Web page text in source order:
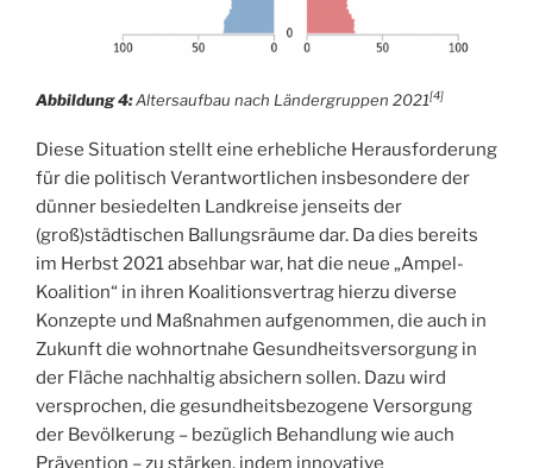
Abbildung 4:Altersaufbau nach Ländergruppen 2021[4]
Diese Situation stellt eine erhebliche Herausforderung
für die politisch Verantwortlichen insbesondere der
dünner besiedelten Landkreise jenseits der
(groß)städtischen Ballungsräume dar. Da dies bereits
im Herbst 2021 absehbar war, hat die neue „Ampel-
Koalition“ in ihren Koalitionsvertrag hierzu diverse
Konzepte und Maßnahmen aufgenommen, die auch in
Zukunft die wohnortnahe Gesundheitsversorgung in
der Fläche nachhaltig absichern sollen. Dazu wird
versprochen, die gesundheitsbezogene Versorgung
der Bevölkerung – bezüglich Behandlung wie auch
Prävention – zu stärken, indem innovative